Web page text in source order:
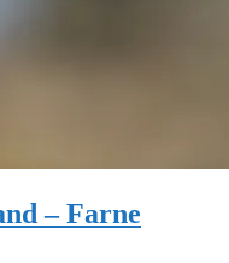
– Farne